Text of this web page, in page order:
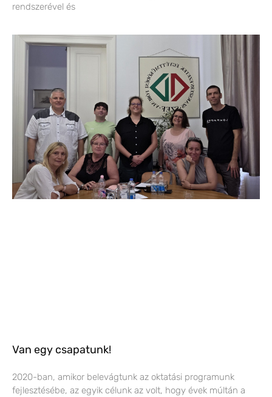
rendszerével és
Van egy csapatunk!
2020-ban, amikor belevágtunk az oktatási programunk
fejlesztésébe, az egyik célunk az volt, hogy évek múltán a